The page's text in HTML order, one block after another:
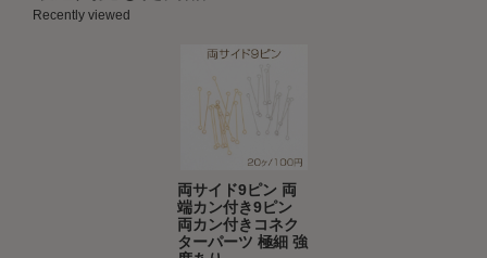
Recently viewed
両サイド9ピン 両
端カン付き9ピン
両カン付きコネク
ターパーツ 極細 強